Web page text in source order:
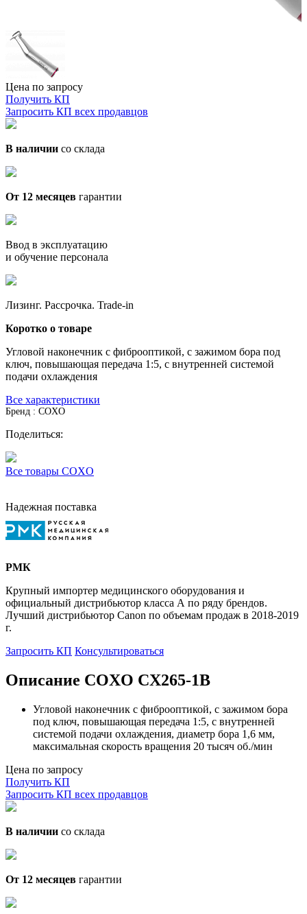
Цена по запросу
Получить КП
Запросить КП всех продавцов
В наличии со склада
От 12 месяцев гарантии
Ввод в эксплуатацию
и обучение персонала
Лизинг. Рассрочка. Trade-in
Коротко о товаре
Угловой наконечник с фиброоптикой, с зажимом бора под
ключ, повышающая передача 1:5, с внутренней системой
подачи охлаждения
Все характеристики
Бренд : COXO
Поделиться:
Все товары COXO
Надежная поставка
РМК
Крупный импортер медицинского оборудования и
официальный дистрибьютор класса А по ряду брендов.
Лучший дистрибьютор Canon по объемам продаж в 2018-2019
г.
Запросить КП Консультироваться
Описание COXO CX265-1B
Угловой наконечник с фиброоптикой, с зажимом бора
под ключ, повышающая передача 1:5, с внутренней
системой подачи охлаждения, диаметр бора 1,6 мм,
максимальная скорость вращения 20 тысяч об./мин
Цена по запросу
Получить КП
Запросить КП всех продавцов
В наличии со склада
От 12 месяцев гарантии